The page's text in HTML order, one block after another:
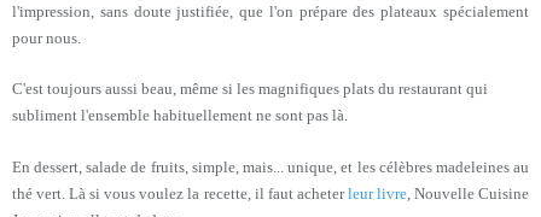
l'impression, sans doute justifiée, que l'on prépare des plateaux spécialement
pour nous.
C'est toujours aussi beau, même si les magnifiques plats du restaurant qui
subliment l'ensemble habituellement ne sont pas là.
En dessert, salade de fruits, simple, mais... unique, et les célèbres madeleines au
thé vert. Là si vous voulez la recette, il faut acheterleur livre, Nouvelle Cuisine